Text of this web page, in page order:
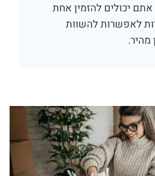
יכולים להזמין אחת
לאפשרות להשוות
מהיר.